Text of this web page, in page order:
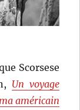
Scorsese
Un voyage
américain